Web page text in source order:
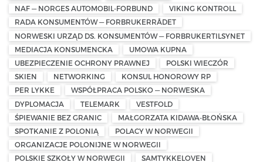
NAF — NORGES AUTOMOBIL-FORBUND
VIKING KONTROLL
RADA KONSUMENTÓW — FORBRUKERRÅDET
NORWESKI URZĄD DS. KONSUMENTÓW — FORBRUKERTILSYNET
MEDIACJA KONSUMENCKA
UMOWA KUPNA
UBEZPIECZENIE OCHRONY PRAWNEJ
POLSKI WIECZÓR
SKIEN
NETWORKING
KONSUL HONOROWY RP
PER LYKKE
WSPÓŁPRACA POLSKO — NORWESKA
DYPLOMACJA
TELEMARK
VESTFOLD
ŚPIEWANIE BEZ GRANIC
MAŁGORZATA KIDAWA-BŁOŃSKA
SPOTKANIE Z POLONIĄ
POLACY W NORWEGII
ORGANIZACJE POLONIJNE W NORWEGII
POLSKIE SZKOŁY W NORWEGII
SAMTYKKELOVEN